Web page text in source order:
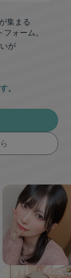
集まる
ォーム。
が
。